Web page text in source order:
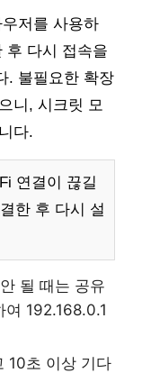
저를 사용하
후 다시 접속을
. 불필요한 확장
니, 시크릿 모
다.
연결이 끊길
한 후 다시 설
될 때는 공유
여 192.168.0.1
10초 이상 기다